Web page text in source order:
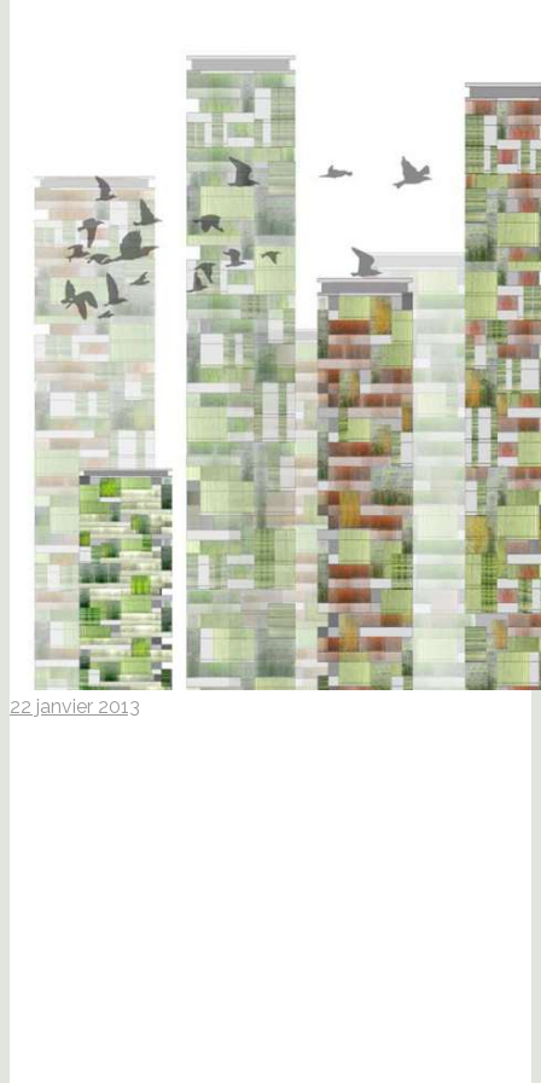
22 janvier 2013